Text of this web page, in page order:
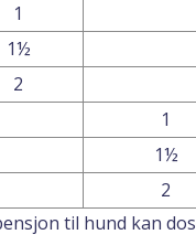
1
1½
2
1
1½
2
til hund kan